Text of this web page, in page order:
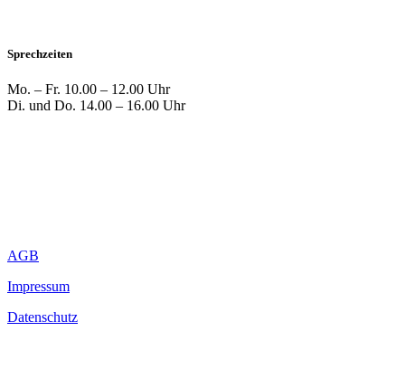
Sprechzeiten
Mo. – Fr. 10.00 – 12.00 Uhr
Di. und Do. 14.00 – 16.00 Uhr
AGB
Impressum
Datenschutz